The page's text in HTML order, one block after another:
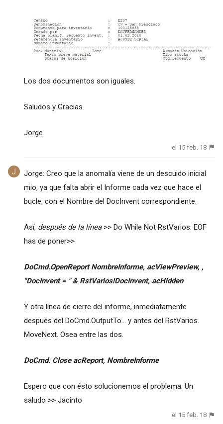
Los dos documentos son iguales.
Saludos y Gracias.
Jorge
el 15 feb. 18
Jorge: Creo que la anomalía viene de un descuido inicial
mio, ya que falta abrir el Informe cada vez que hace el
bucle, con el Nombre del DocInvent correspondiente.
Así, después de la línea>> Do While Not RstVarios. EOF
has de poner>>
DoCmd.OpenReport NombreInforme, acViewPreview, ,
"DocInvent = " & RstVarios!DocInvent, acHidden
Y otra línea de cierre del informe, inmediatamente
después del DoCmd.OutputTo... y antes del RstVarios.
MoveNext. Osea entre las dos.
DoCmd. Close acReport, NombreInforme
Espero que con ésto solucionemos el problema. Un
saludo >> Jacinto
el 15 feb. 18